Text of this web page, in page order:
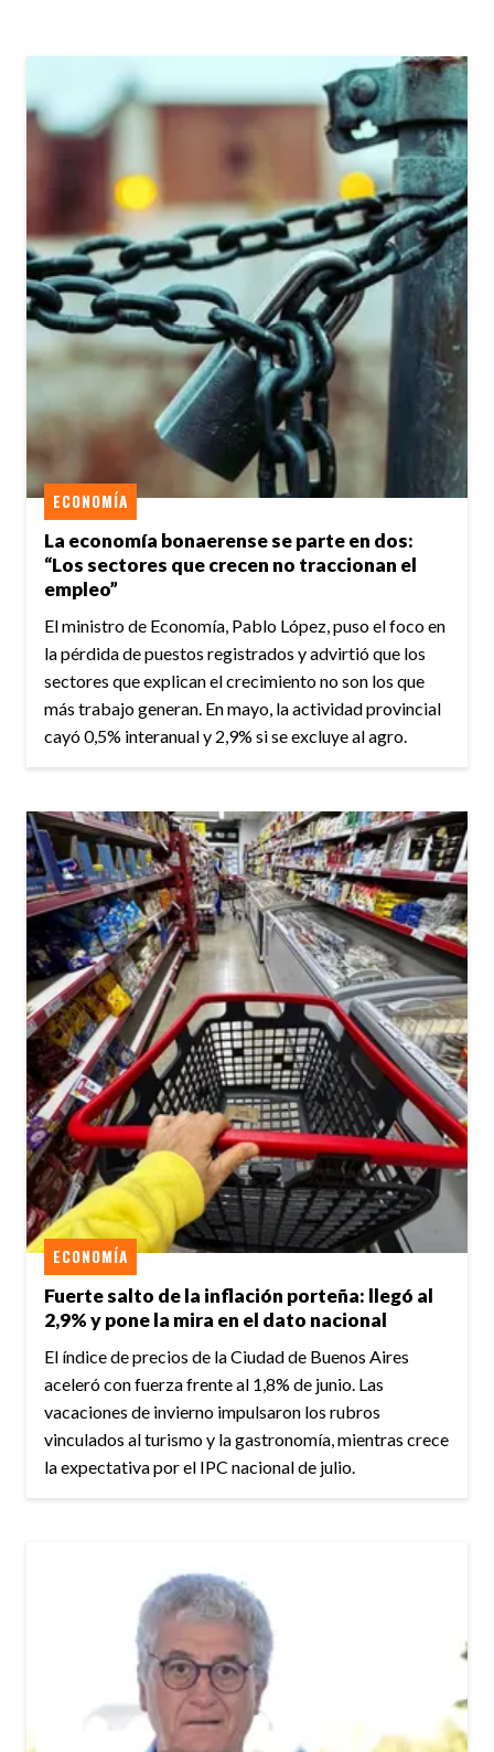
La economía bonaerense se parte en dos:
“Los sectores que crecen no traccionan el
empleo”
ECONOMÍA
El ministro de Economía, Pablo López, puso el foco en
la pérdida de puestos registrados y advirtió que los
sectores que explican el crecimiento no son los que
más trabajo generan. En mayo, la actividad provincial
cayó 0,5% interanual y 2,9% si se excluye al agro.
Fuerte salto de la inflación porteña: llegó al
2,9% y pone la mira en el dato nacional
ECONOMÍA
El índice de precios de la Ciudad de Buenos Aires
aceleró con fuerza frente al 1,8% de junio. Las
vacaciones de invierno impulsaron los rubros
vinculados al turismo y la gastronomía, mientras crece
la expectativa por el IPC nacional de julio.